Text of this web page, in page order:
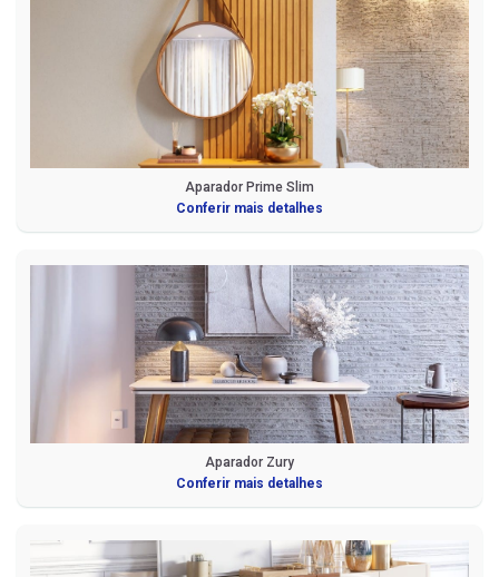
Aparador Prime Slim
Conferir mais detalhes
Aparador Zury
Conferir mais detalhes